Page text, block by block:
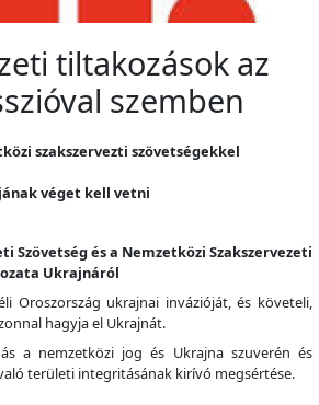
tiltakozások az
szemben
szakszervezti szövetségekkel
véget kell vetni
Szövetség és a Nemzetközi Szakszervezeti
Ukrajnáról
Oroszország ukrajnai invázióját, és követeli,
hagyja el Ukrajnát.
a nemzetközi jog és Ukrajna szuverén és
területi integritásának kirívó megsértése.